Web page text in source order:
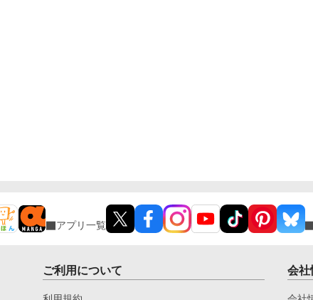
アプリ一覧
ご利用について 会社